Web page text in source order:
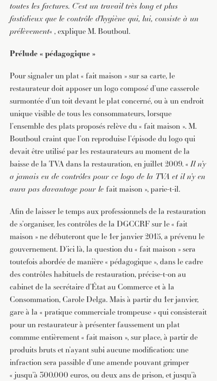
toutes les factures. C’est un travail très long et plus
fastidieux que le contrôle d’hygiène qui, lui, consiste à un
prélèvement« , explique M. Boutboul.
Prélude « pédagogique »
Pour signaler un plat « fait maison » sur sa carte, le
restaurateur doit apposer un logo composé d’une casserole
surmontée d’un toit devant le plat concerné, ou à un endroit
unique visible de tous les consommateurs, lorsque
l’ensemble des plats proposés relève du « fait maison ». M.
Boutboul craint que l’on reproduise l’épisode du logo qui
devait être utilisé par les restaurateurs au moment de la
baisse de la TVA dans la restauration, en juillet 2009. «Il n’y
a jamais eu de contrôles pour ce logo de la TVA et il n’y en
aura pas davantage pour le fait maison », parie-t-il.
Afin de laisser le temps aux professionnels de la restauration
de s’organiser, les contrôles de la DGCCRF sur le « fait
maison » ne débuteront que le 1er janvier 2015, a prévenu le
gouvernement. D’ici là, la question du « fait maison » sera
toutefois abordée de manière « pédagogique », dans le cadre
des contrôles habituels de restauration, précise-t-on au
cabinet de la secrétaire d’État au Commerce et à la
Consommation, Carole Delga. Mais à partir du 1er janvier,
gare à la « pratique commerciale trompeuse » qui consisterait
pour un restaurateur à présenter faussement un plat
commme entièrement « fait maison », sur place, à partir de
produits bruts et n’ayant subi aucune modification: une
infraction sera passible d’une amende pouvant grimper
« jusqu’à 300.000 euros, ou deux ans de prison, et jusqu’à